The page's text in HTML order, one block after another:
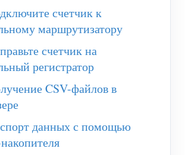
энергии солнечной PV-системы
потребления электроэнергии
управления PV-нагревателем
автоматизация
старт продукта
счетчик к
маршрутизатору
счетчик на
регистратор
CSV-файлов в
данных с помощью